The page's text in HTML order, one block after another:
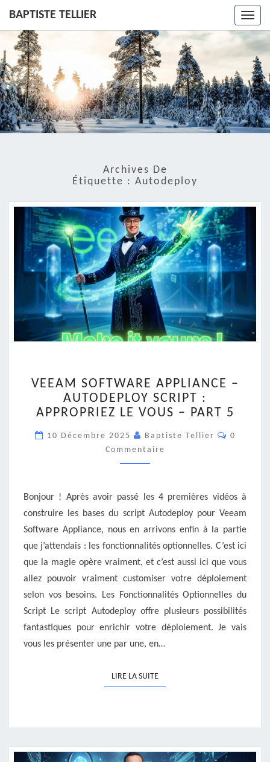
BAPTISTE TELLIER
Archives De
Étiquette : Autodeploy
SOFTWARE
APPLIANCE
–
SCRIPT
:
APPROPRIEZ
PART
5
VEEAM SOFTWARE APPLIANCE –
AUTODEPLOY SCRIPT :
APPROPRIEZ LE VOUS – PART 5
10 Décembre 2025 Baptiste Tellier
0
Commentaire
Bonjour ! Après avoir passé les 4 premières vidéos à
construire les bases du script Autodeploy pour Veeam
Software Appliance, nous en arrivons enfin à la partie
que j’attendais : les fonctionnalités optionnelles. C’est ici
que la magie opère vraiment, et c’est aussi ici que vous
allez pouvoir vraiment customiser votre déploiement
selon vos besoins. Les Fonctionnalités Optionnelles du
Script Le script Autodeploy offre plusieurs possibilités
fantastiques pour enrichir votre déploiement. Je vais
vous les présenter une par une, en…
LIRE LA SUITELIRE LA SUITE